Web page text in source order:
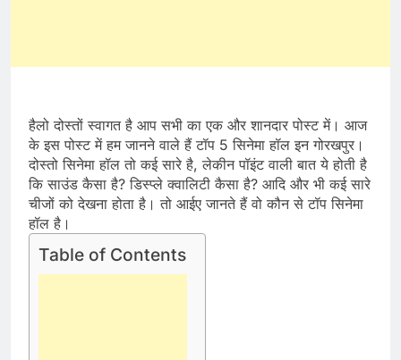
हैलो दोस्तों स्वागत है आप सभी का एक और शानदार पोस्ट में। आज
के इस पोस्ट में हम जानने वाले हैं टॉप 5 सिनेमा हॉल इन गोरखपुर।
दोस्तो सिनेमा हॉल तो कई सारे है, लेकीन पॉइंट वाली बात ये होती है
कि साउंड कैसा है? डिस्प्ले क्वालिटी कैसा है? आदि और भी कई सारे
चीजों को देखना होता है। तो आईए जानते हैं वो कौन से टॉप सिनेमा
हॉल है।
Table of Contents